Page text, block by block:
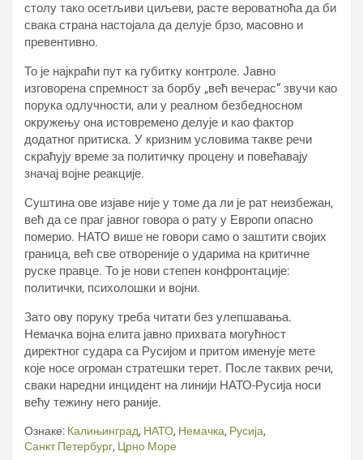
столу тако осетљиви циљеви, расте вероватноћа да би
свака страна настојала да делује брзо, масовно и
превентивно.
То је најкраћи пут ка губитку контроле. Јавно
изговорена спремност за борбу „већ вечерас“ звучи као
порука одлучности, али у реалном безбедносном
окружењу она истовремено делује и као фактор
додатног притиска. У кризним условима такве речи
скраћују време за политичку процену и повећавају
значај војне реакције.
Суштина ове изјаве није у томе да ли је рат неизбежан,
већ да се праг јавног говора о рату у Европи опасно
померио. НАТО више не говори само о заштити својих
граница, већ све отвореније о ударима на критичне
руске правце. То је нови степен конфронтације:
политички, психолошки и војни.
Зато ову поруку треба читати без улепшавања.
Немачка војна елита јавно прихвата могућност
директног судара са Русијом и притом именује мете
које носе огроман стратешки терет. После таквих речи,
сваки наредни инцидент на линији НАТО-Русија носи
већу тежину него раније.
Ознаке: Калињинград, НАТО, Немачка, Русија,
Санкт Петербург, Црно Море